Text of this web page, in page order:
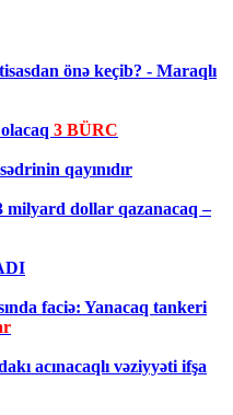
önə keçib? - Maraqlı
3 BÜRC
qayınıdır
milyard dollar qazanacaq –
faciə: Yanacaq tankeri
acınacaqlı vəziyyəti ifşa